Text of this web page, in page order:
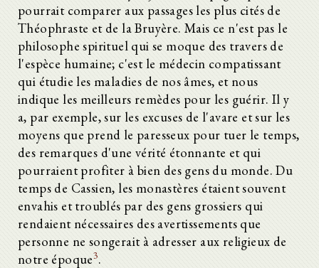
pourrait comparer aux passages les plus cités de
Théophraste et de la Bruyère. Mais ce n'est pas le
philosophe spirituel qui se moque des travers de
l'espèce humaine; c'est le médecin compatissant
qui étudie les maladies de nos âmes, et nous
indique les meilleurs remèdes pour les guérir. Il y
a, par exemple, sur les excuses de l'avare et sur les
moyens que prend le paresseux pour tuer le temps,
des remarques d'une vérité étonnante et qui
pourraient profiter à bien des gens du monde. Du
temps de Cassien, les monastères étaient souvent
envahis et troublés par des gens grossiers qui
rendaient nécessaires des avertissements que
personne ne songerait à adresser aux religieux de
notre époque3.